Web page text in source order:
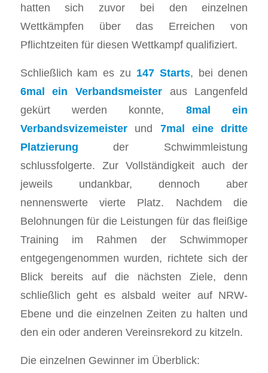
hatten sich zuvor bei den einzelnen
Wettkämpfen über das Erreichen von
Pflichtzeiten für diesen Wettkampf qualifiziert.
Schließlich kam es zu 147 Starts, bei denen
6mal ein Verbandsmeister aus Langenfeld
gekürt werden konnte, 8mal ein
Verbandsvizemeisterund 7mal eine dritte
Platzierung der Schwimmleistung
schlussfolgerte. Zur Vollständigkeit auch der
jeweils undankbar, dennoch aber
nennenswerte vierte Platz. Nachdem die
Belohnungen für die Leistungen für das fleißige
Training im Rahmen der Schwimmoper
entgegengenommen wurden, richtete sich der
Blick bereits auf die nächsten Ziele, denn
schließlich geht es alsbald weiter auf NRW-
Ebene und die einzelnen Zeiten zu halten und
den ein oder anderen Vereinsrekord zu kitzeln.
Die einzelnen Gewinner im Überblick: